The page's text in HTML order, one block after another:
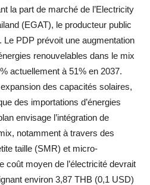
la part de marché de l’Electricity
(EGAT), le producteur public
Le PDP prévoit une augmentation
renouvelables dans le mix
actuellement à 51% en 2037.
des capacités solaires,
des importations d’énergies
envisage l’intégration de
notamment à travers des
taille (SMR) et micro-
coût moyen de l’électricité devrait
environ 3,87 THB (0,1 USD)